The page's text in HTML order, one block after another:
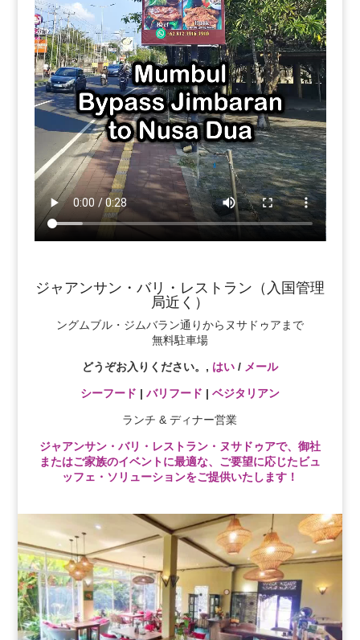
ジャアンサン・バリ・レストラン（入国管理
局近く）
ングムブル・ジムバラン通りからヌサドゥアまで
無料駐車場
どうぞお入りください。, はい/ メール
シーフード | バリフード | ベジタリアン
ランチ & ディナー営業
ジャアンサン・バリ・レストラン・ヌサドゥアで、御社
またはご家族のイベントに最適な、ご要望に応じたビュ
ッフェ・ソリューションをご提供いたします！